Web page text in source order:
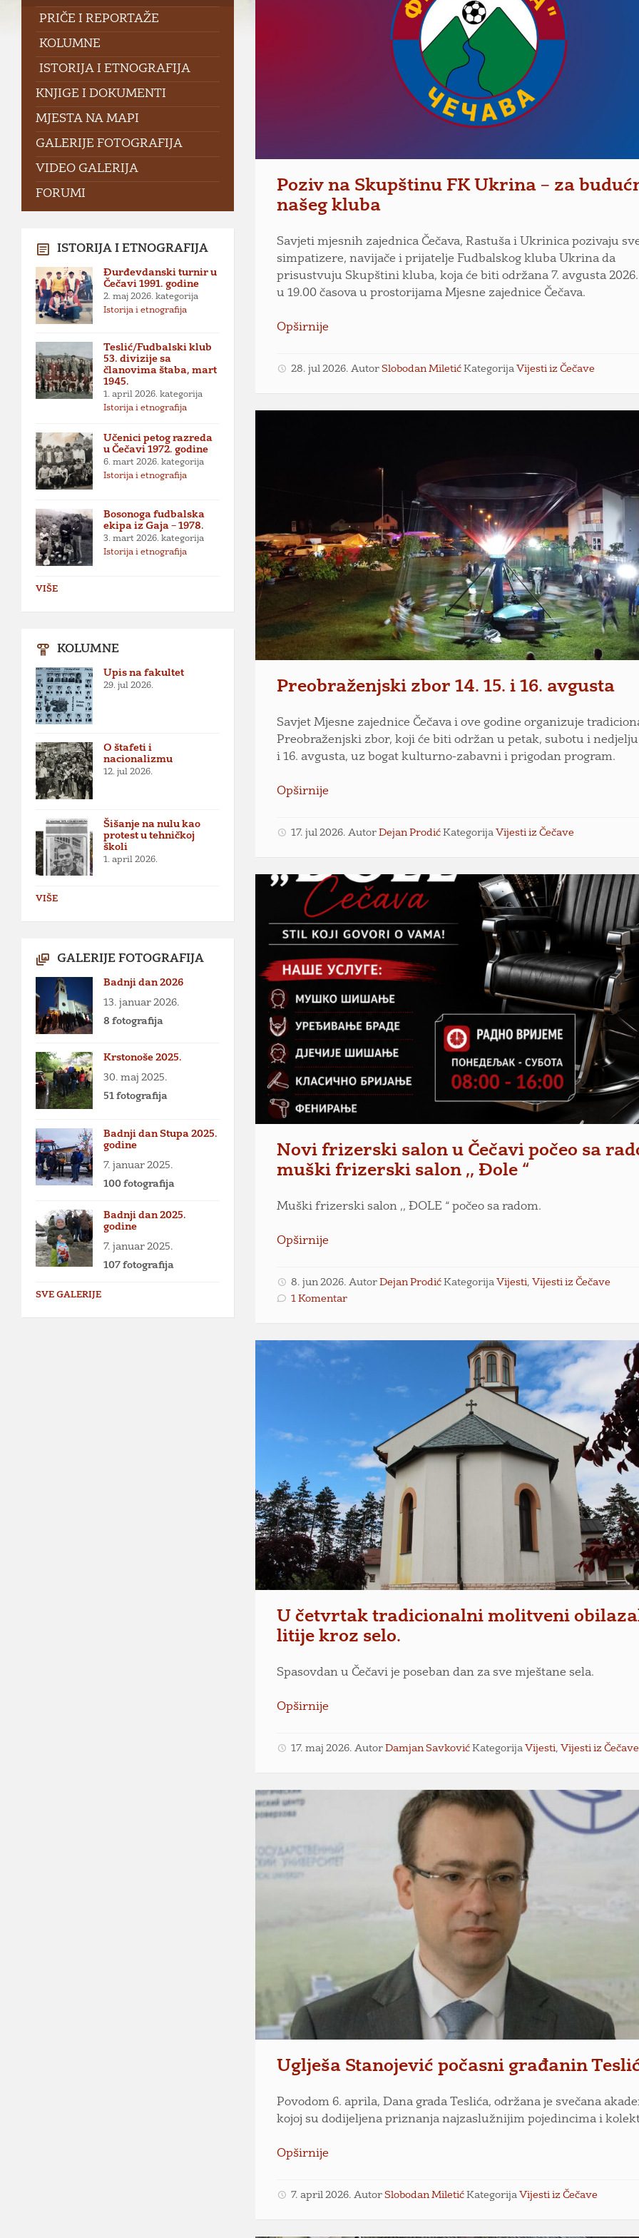
Poziv na Skupštinu FK Ukrina – za
našeg kluba
Savjeti mjesnih zajednica Čečava, Rastuša i Ukrinica pozivaju
simpatizere, navijače i prijatelje Fudbalskog kluba Ukrina da
prisustvuju Skupštini kluba, koja će biti održana 7. avgusta
u 19.00 časova u prostorijama Mjesne zajednice Čečava.
Opširnije
28. jul 2026. AutorSlobodan Miletić KategorijaVijesti iz Čečave
Preobraženjski zbor 14. 15. i 16. avgusta
Savjet Mjesne zajednice Čečava i ove godine organizuje
Preobraženjski zbor, koji će biti održan u petak, subotu i nedjelju,
i 16. avgusta, uz bogat kulturno-zabavni i prigodan program.
Opširnije
17. jul 2026. AutorDejan Prodić KategorijaVijesti iz Čečave
Novi frizerski salon u Čečavi počeo sa
muški frizerski salon ,, Đole “
Muški frizerski salon ,, ĐOLE “ počeo sa radom.
Opširnije
8. jun 2026. AutorDejan Prodić KategorijaVijesti,Vijesti iz Čečave
1 Komentar
U četvrtak tradicionalni molitveni
litije kroz selo.
Spasovdan u Čečavi je poseban dan za sve mještane sela.
Opširnije
17. maj 2026. AutorDamjan Savković KategorijaVijesti,Vijesti iz Čečave
Uglješa Stanojević počasni građanin
Povodom 6. aprila, Dana grada Teslića, održana je svečana
kojoj su dodijeljena priznanja najzaslužnijim pojedincima i
Opširnije
7. april 2026. AutorSlobodan Miletić KategorijaVijesti iz Čečave
PRIČE I REPORTAŽE
KOLUMNE
ISTORIJA I ETNOGRAFIJA
KNJIGE I DOKUMENTI
MJESTA NA MAPI
GALERIJE FOTOGRAFIJA
VIDEO GALERIJA
FORUMI
ISTORIJA I ETNOGRAFIJA
Đurđevdanski turnir u
Čečavi 1991. godine
2. maj 2026. kategorija
Istorija i etnografija
Teslić/Fudbalski klub
53. divizije sa
članovima štaba, mart
1945.
1. april 2026. kategorija
Istorija i etnografija
Učenici petog razreda
u Čečavi 1972. godine
6. mart 2026. kategorija
Istorija i etnografija
Bosonoga fudbalska
ekipa iz Gaja – 1978.
3. mart 2026. kategorija
Istorija i etnografija
VIŠE
KOLUMNE
Upis na fakultet
29. jul 2026.
O štafeti i
nacionalizmu
12. jul 2026.
Šišanje na nulu kao
protest u tehničkoj
školi
1. april 2026.
VIŠE
GALERIJE FOTOGRAFIJA
Badnji dan 2026
13. januar 2026.
8 fotografija
Krstonoše 2025.
30. maj 2025.
51 fotografija
Badnji dan Stupa 2025.
godine
7. januar 2025.
100 fotografija
Badnji dan 2025.
godine
7. januar 2025.
107 fotografija
SVE GALERIJE